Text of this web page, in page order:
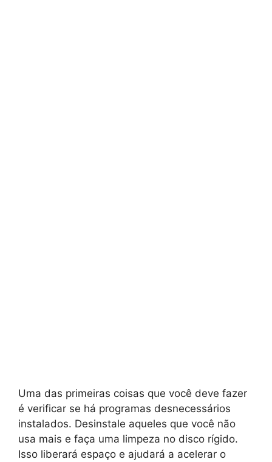
Uma das primeiras coisas que você deve fazer
é verificar se há programas desnecessários
instalados. Desinstale aqueles que você não
usa mais e faça uma limpeza no disco rígido.
Isso liberará espaço e ajudará a acelerar o